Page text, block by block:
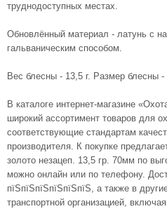
труднодоступных местах.
Обновлённый материал - латунь с
гальваническим способом.
Вес блесны - 13,5 г. Размер блесны
В каталоге интернет-магазине
широкий ассортимент товаров для
соответствующие стандартам
производителя. К покупке
золото незацеп. 13,5 гр. 70мм по
можно онлайн или по телефону.
пїЅпїЅпїЅпїЅпїЅпїЅ, а также в
транспортной организацией,